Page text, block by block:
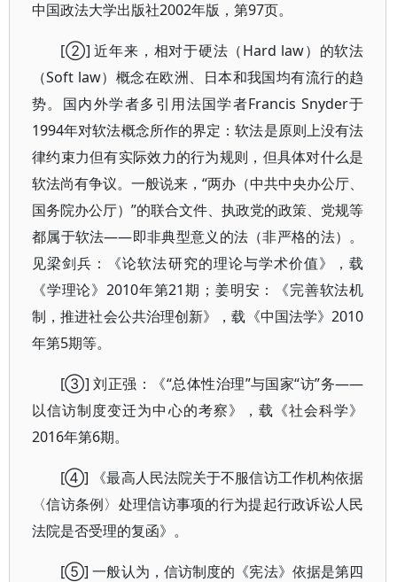
中国政法大学出版社2002年版，第97页。
[②] 近年来，相对于硬法（Hard law）的软法
（Soft law）概念在欧洲、日本和我国均有流行的趋
势。国内外学者多引用法国学者Francis Snyder于
1994年对软法概念所作的界定：软法是原则上没有法
律约束力但有实际效力的行为规则，但具体对什么是
软法尚有争议。一般说来，“两办（中共中央办公厅、
国务院办公厅）”的联合文件、执政党的政策、党规等
都属于软法——即非典型意义的法（非严格的法）。
见梁剑兵：《论软法研究的理论与学术价值》，载
《学理论》2010年第21期；姜明安：《完善软法机
制，推进社会公共治理创新》，载《中国法学》2010
年第5期等。
[③] 刘正强：《“总体性治理”与国家“访”务——
以信访制度变迁为中心的考察》，载《社会科学》
2016年第6期。
[④] 《最高人民法院关于不服信访工作机构依据
〈信访条例〉处理信访事项的行为提起行政诉讼人民
法院是否受理的复函》。
[⑤] 一般认为，信访制度的《宪法》依据是第四